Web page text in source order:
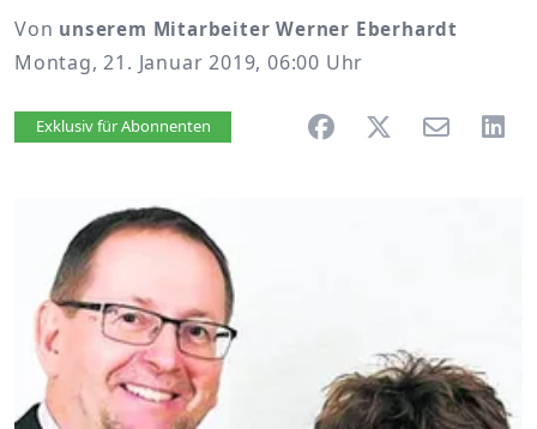
Von unserem Mitarbeiter Werner Eberhardt
Montag, 21. Januar 2019, 06:00 Uhr
Artikel vorlesen
Exklusiv für Abonnenten